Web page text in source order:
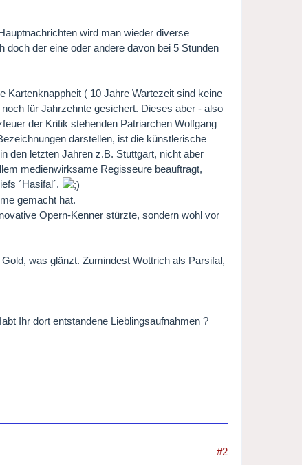
wird man wieder diverse
der eine oder andere davon bei 5 Stunden
( 10 Jahre Wartezeit sind keine
für Jahrzehnte gesichert. Dieses aber - also
der Kritik stehenden Patriarchen Wolfgang
darstellen, ist die künstlerische
den letzten Jahren z.B. Stuttgart, nicht aber
medienwirksame Regisseure beauftragt,
´Hasifal´.
gemacht hat.
Opern-Kenner stürzte, sondern wohl vor
was glänzt. Zumindest Wottrich als Parsifal,
Ihr dort entstandene Lieblingsaufnahmen ?
#2